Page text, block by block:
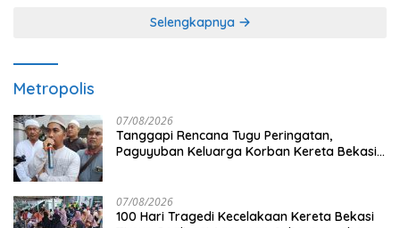
Selengkapnya
Metropolis
07/08/2026
Tanggapi Rencana Tugu Peringatan,
Paguyuban Keluarga Korban Kereta Bekasi
07/08/2026
100 Hari Tragedi Kecelakaan Kereta Bekasi